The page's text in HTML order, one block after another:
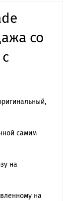
со
самим
на
на